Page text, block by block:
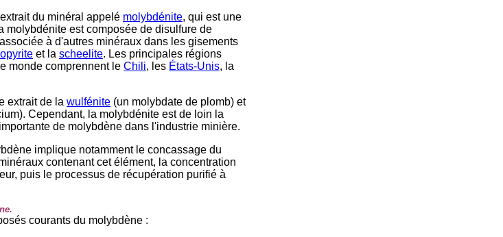
du minéral appelé molybdénite, qui est une
molybdénite est composée de disulfure de
à d'autres minéraux dans les gisements
et la scheelite. Les principales régions
monde comprennent le Chili, les États-Unis, la
extrait de la wulfénite (un molybdate de plomb) et
Cependant, la molybdénite est de loin la
de molybdène dans l'industrie minière.
implique notamment le concassage du
contenant cet élément, la concentration
puis le processus de récupération purifié à
courants du molybdène :